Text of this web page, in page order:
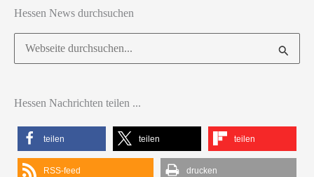
Hessen News durchsuchen
Suchen
nach:
Hessen Nachrichten teilen ...
teilen teilen teilen
RSS-feed drucken